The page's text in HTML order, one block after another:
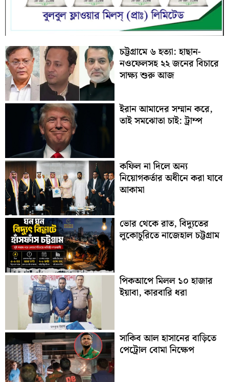
চট্টগ্রামে ৬ হত্যা: হাছান-
নওফেলসহ ২২ জনের বিচারে
সাক্ষ্য শুরু আজ
ইরান আমাদের সম্মান করে,
তাই সমঝোতা চাই: ট্রাম্প
কফিল না দিলে অন্য
নিয়োগকর্তার অধীনে করা যাবে
আকামা
ভোর থেকে রাত, বিদ্যুতের
লুকোচুরিতে নাজেহাল চট্টগ্রাম
পিকআপে মিলল ১০ হাজার
ইয়াবা, কারবারি ধরা
সাকিব আল হাসানের বাড়িতে
পেট্রোল বোমা নিক্ষেপ